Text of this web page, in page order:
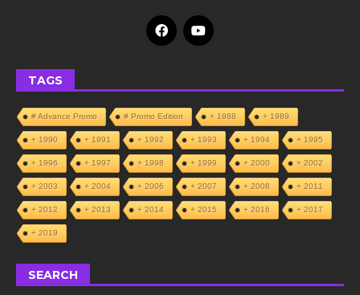
TAGS
# Advance Promo # Promo Edition + 1988 + 1989
+ 1990 + 1991 + 1992 + 1993 + 1994 + 1995
+ 1996 + 1997 + 1998 + 1999 + 2000 + 2002
+ 2003 + 2004 + 2006 + 2007 + 2008 + 2011
+ 2012 + 2013 + 2014 + 2015 + 2016 + 2017
+ 2019
SEARCH